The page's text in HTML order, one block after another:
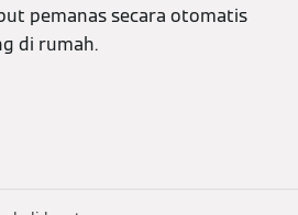
pemanas secara otomatis
di rumah.